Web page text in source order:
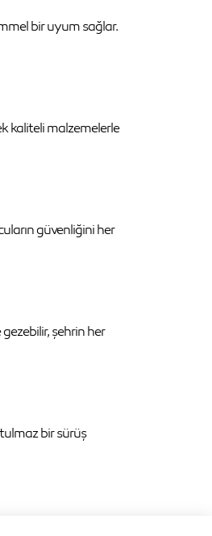
bir uyum sağlar.
kaliteli malzemelerle
güvenliğini her
şehrin her
bir sürüş